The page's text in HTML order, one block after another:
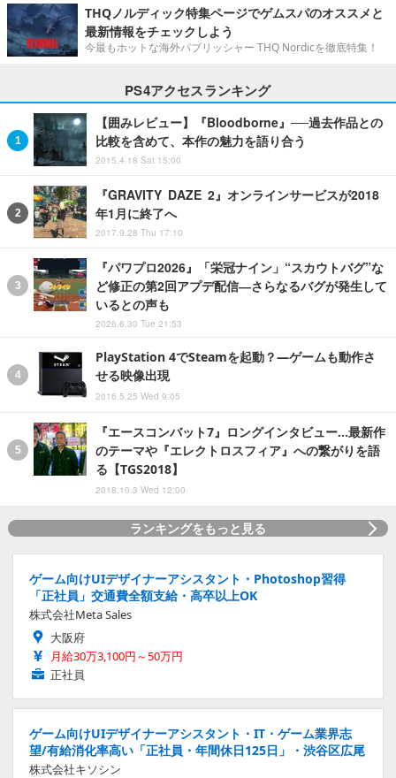
THQノルディック特集ページでゲムスパのオススメと
最新情報をチェックしよう
今最もホットな海外パブリッシャー THQ Nordicを徹底特集！
PS4アクセスランキング
【囲みレビュー】『Bloodborne』──過去作品との
比較を含めて、本作の魅力を語り合う
2015.4.18 Sat 15:00
『GRAVITY DAZE 2』オンラインサービスが2018
年1月に終了へ
2017.9.28 Thu 17:10
『パワプロ2026』「栄冠ナイン」“スカウトバグ”な
ど修正の第2回アプデ配信―さらなるバグが発生して
いるとの声も
2026.6.30 Tue 21:53
PlayStation 4でSteamを起動？―ゲームも動作さ
せる映像出現
2016.5.25 Wed 9:05
『エースコンバット7』ロングインタビュー…最新作
のテーマや『エレクトロスフィア』への繋がりを語
る【TGS2018】
2018.10.3 Wed 12:00
ランキングをもっと見る
ゲーム向けUIデザイナーアシスタント・Photoshop習得
「正社員」交通費全額支給・高卒以上OK
株式会社Meta Sales
大阪府
月給30万3,100円～50万円
正社員
ゲーム向けUIデザイナーアシスタント・IT・ゲーム業界志
望/有給消化率高い「正社員・年間休日125日」・渋谷区広尾
株式会社キソシン